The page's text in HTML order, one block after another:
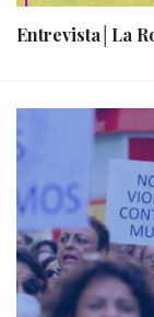
Entrevista│La